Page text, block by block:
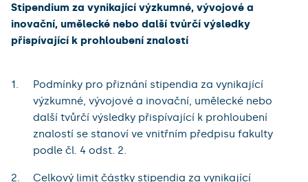
Stipendium za vynikající výzkumné, vývojové a
inovační, umělecké nebo další tvůrčí výsledky
přispívající k prohloubení znalostí
Podmínky pro přiznání stipendia za vynikající
výzkumné, vývojové a inovační, umělecké nebo
další tvůrčí výsledky přispívající k prohloubení
znalostí se stanoví ve vnitřním předpisu fakulty
podle čl. 4 odst. 2.
Celkový limit částky stipendia za vynikající